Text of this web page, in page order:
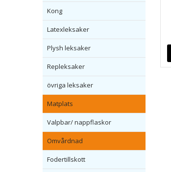
Kong
Latexleksaker
Plysh leksaker
Repleksaker
övriga leksaker
Matplats
Valpbar/ nappflaskor
Omvårdnad
Fodertillskott